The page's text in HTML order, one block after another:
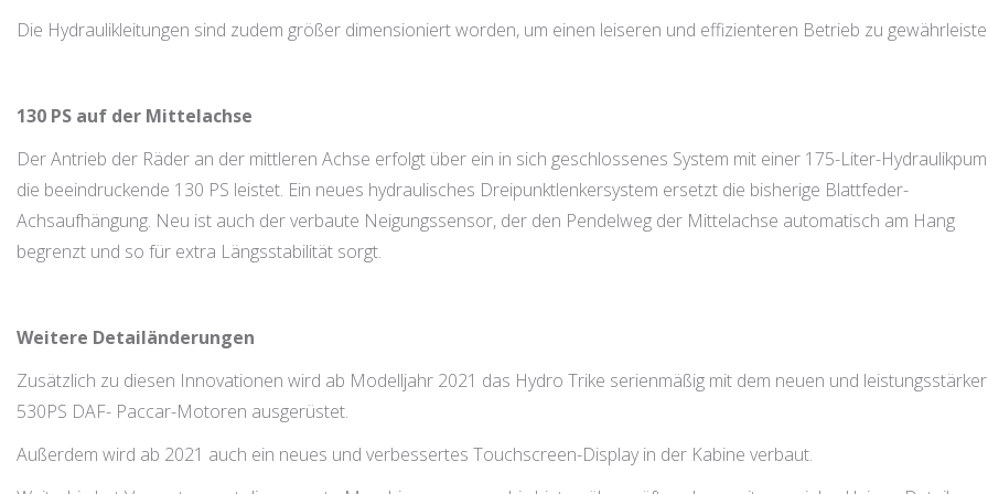
Die Hydraulikleitungen sind zudem größer dimensioniert worden, um einen leiseren und effizienteren Betrieb zu
130 PS auf der Mittelachse
Der Antrieb der Räder an der mittleren Achse erfolgt über ein in sich geschlossenes System mit einer 175-Liter-
die beeindruckende 130 PS leistet. Ein neues hydraulisches Dreipunktlenkersystem ersetzt die bisherige Blattfeder-
Achsaufhängung. Neu ist auch der verbaute Neigungssensor, der den Pendelweg der Mittelachse automatisch am Hang
begrenzt und so für extra Längsstabilität sorgt.
Weitere Detailänderungen
Zusätzlich zu diesen Innovationen wird ab Modelljahr 2021 das Hydro Trike serienmäßig mit dem neuen und
530PS DAF- Paccar-Motoren ausgerüstet.
Außerdem wird ab 2021 auch ein neues und verbessertes Touchscreen-Display in der Kabine verbaut.